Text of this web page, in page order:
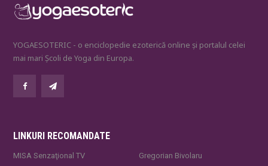
YOGAESOTERIC - o enciclopedie ezoterică online și portalul celei
mai mari Școli de Yoga din Europa.
LINKURI RECOMANDATE
MISA Senzaţional TV
Gregorian Bivolaru